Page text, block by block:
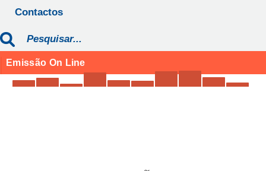
Contactos
Emissão On Line